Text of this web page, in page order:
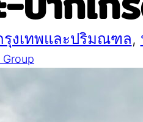
รุงเทพและปริมณฑล,
Group